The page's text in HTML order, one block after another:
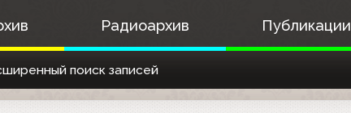
Радиоархив Публикации
поиск записей